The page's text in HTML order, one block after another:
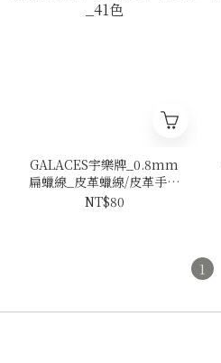
GALACES宇樂牌_0.8mm
扁蠟線_皮革蠟線/皮革手縫
線_41色
NT$80
1